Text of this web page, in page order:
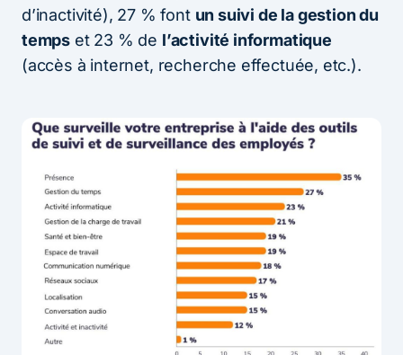
d’inactivité), 27 % font un suivi de la gestion du
temps et 23 % de l’activité informatique
(accès à internet, recherche effectuée, etc.).